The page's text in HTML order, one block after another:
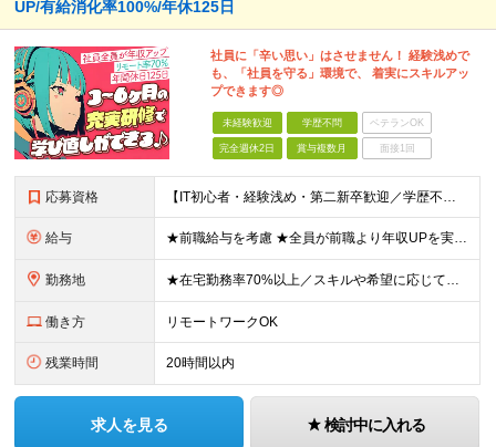
UP/有給消化率100%/年休125日
社員に「辛い思い」はさせません！ 経験浅めで
も、「社員を守る」環境で、 着実にスキルアッ
プできます◎
未経験歓迎 学歴不問 ベテランOK
完全週休2日 賞与複数月 面接1回
応募資格 【IT初心者・経験浅め・第二新卒歓迎／学歴不問】 「IT業界に興味がある」「手に職をつけたい」という意欲を重視したポテンシャル採用です！ ★こんな方を歓迎します ・新しいことを学ぶのが好きな方 ・チ
給与 ★前職給与を考慮 ★全員が前職より年収UPを実現！ ★入社後3年程度で年収50万～100万円UP可 年俸288万円～800万円（1/12を毎月支給）＋インセンティブ＋各種手当 ※経験・スキルを考慮
勤務地 ★在宅勤務率70%以上／スキルや希望に応じてフルリモートも可 ★転勤なし 本社または一都三県のプロジェクト先（東陽町、浜松町などメインは東京23区内）にて勤務いただきます！ 【本社】 東京都荒川区
働き方 リモートワークOK
残業時間 20時間以内
求人を見る 検討中に入れる